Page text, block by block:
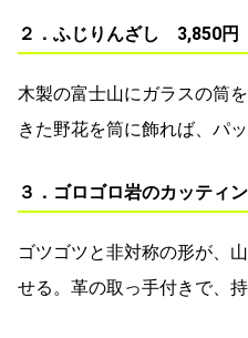
２．ふじりんざし 3,850円
木製の富士山にガラスの筒
きた野花を筒に飾れば、パ
３．ゴロゴロ岩のカッティ
ゴツゴツと非対称の形が、
せる。革の取っ手付きで、